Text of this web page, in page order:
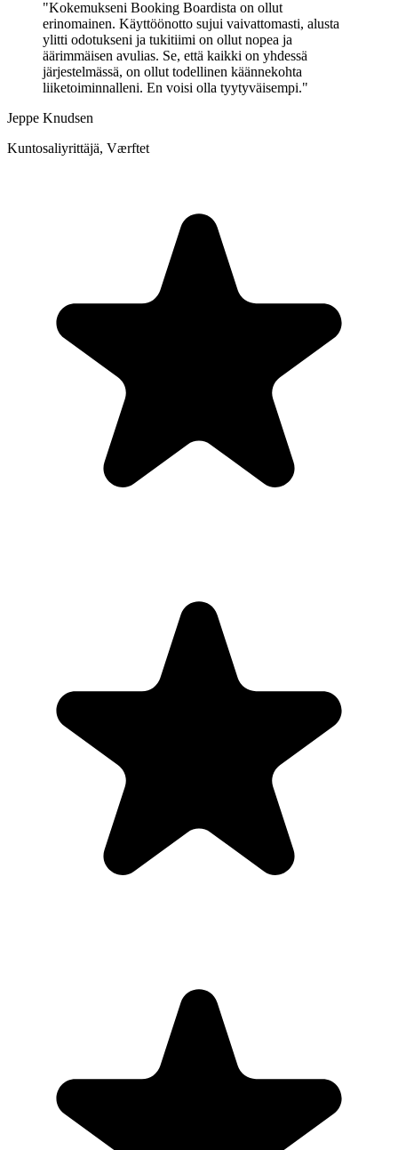
"Kokemukseni Booking Boardista on ollut
erinomainen. Käyttöönotto sujui vaivattomasti, alusta
ylitti odotukseni ja tukitiimi on ollut nopea ja
äärimmäisen avulias. Se, että kaikki on yhdessä
järjestelmässä, on ollut todellinen käännekohta
liiketoiminnalleni. En voisi olla tyytyväisempi."
Jeppe Knudsen
Kuntosaliyrittäjä, Værftet